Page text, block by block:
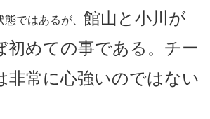
態ではあるが、 館山と小川が
初めての事である。チー
非常に心強いのではない